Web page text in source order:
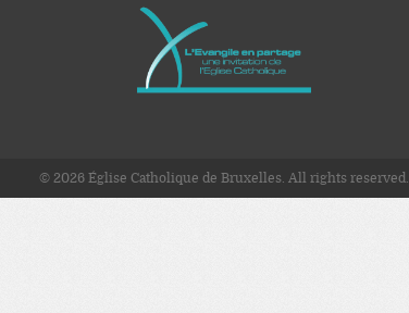
© 2026 Église Catholique de Bruxelles. All rights reserved.